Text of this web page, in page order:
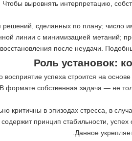
выровнять интерпретацию,
сделанных по плану; число
линии с минимизацией метаний;
восстановления после неудачи.
Роль установок:
восприятие успеха строится на
собственная задача — не
критичны в эпизодах стресса, в
принцип стабильности,
Данное